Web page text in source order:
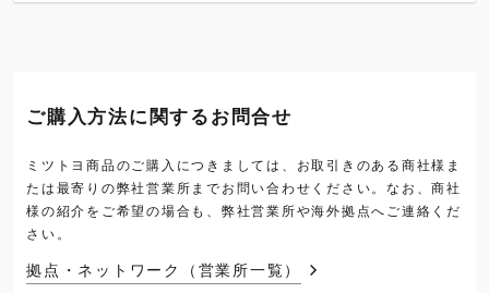
ご購入方法に関するお問合せ
ミツトヨ商品のご購入につきましては、お取引きのある商社様ま
たは最寄りの弊社営業所までお問い合わせください。なお、商社
様の紹介をご希望の場合も、弊社営業所や海外拠点へご連絡くだ
さい。
拠点・ネットワーク（営業所一覧）